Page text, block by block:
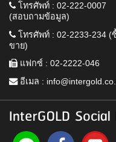
โทรศัพท์ : 02-222-0007
(สอบถามข้อมูล)
โทรศัพท์ : 02-2233-234 (
ขาย)
แฟกซ์ : 02-2222-046
อีเมล :
InterGOLD